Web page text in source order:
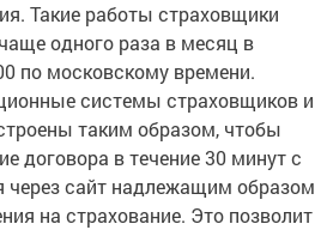
Такие работы страховщики
одного раза в месяц в
по московскому времени.
системы страховщиков и
таким образом, чтобы
договора в течение 30 минут с
через сайт надлежащим образом
на страхование. Это позволит